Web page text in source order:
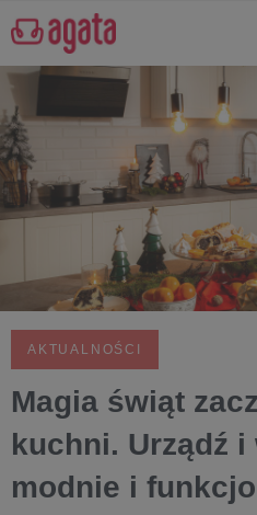
AKTUALNOŚCI
Magia świąt
kuchni. Urządź
modnie i